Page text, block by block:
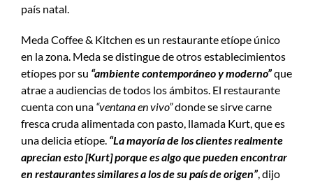
país natal.
Meda Coffee & Kitchen es un restaurante etíope único
en la zona. Meda se distingue de otros establecimientos
etíopes por su “ambiente contemporáneo y moderno”que
atrae a audiencias de todos los ámbitos. El restaurante
cuenta con una “ventana en vivo”donde se sirve carne
fresca cruda alimentada con pasto, llamada Kurt, que es
una delicia etíope. “La mayoría de los clientes realmente
aprecian esto [Kurt] porque es algo que pueden encontrar
en restaurantes similares a los de su país de origen”, dijo